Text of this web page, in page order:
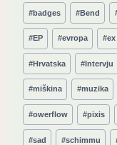
Post
Tags:
#badges #Bend
#EP #evropa #ex
#Hrvatska #Intervju
#miškina #muzika
#owerflow #pixis
#sad #schimmu